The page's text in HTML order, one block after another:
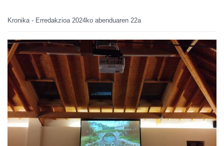
Kronika - Erredakzioa 2024ko abenduaren 22a